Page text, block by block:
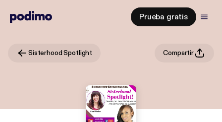
Prueba gratis
Sisterhood Spotlight Compartir